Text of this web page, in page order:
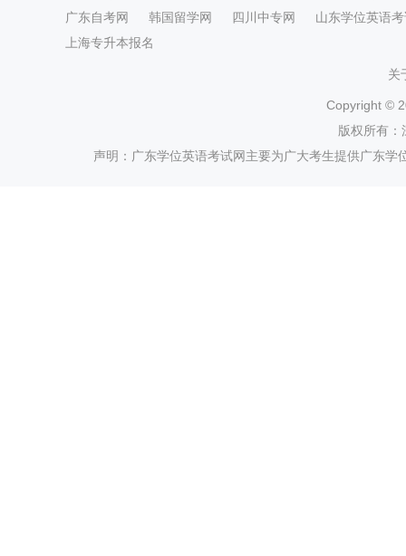
广东自考网
韩国留学网 四川中专网
山东学位英语
上海专升本报名
关
Copyright ©
版权所有
声明：广东学位英语考试网主要为广大考生提供广东